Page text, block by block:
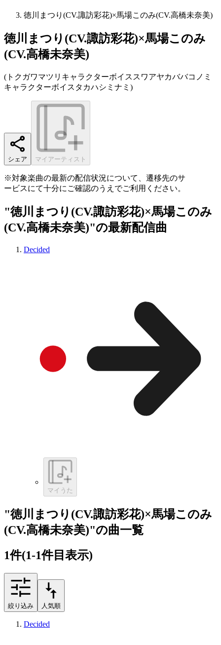
徳川まつり(CV.諏訪彩花)×馬場このみ(CV.高橋未奈美)
徳川まつり(CV.諏訪彩花)×馬場このみ
(CV.高橋未奈美)
( トクガワマツリキャラクターボイススワアヤカババコノミ
キャラクターボイスタカハシミナミ )
シェア マイアーティスト
※対象楽曲の最新の配信状況について、遷移先のサ
ービスにて十分にご確認のうえでご利用ください。
"徳川まつり(CV.諏訪彩花)×馬場このみ
(CV.高橋未奈美)"の最新配信曲
Decided
マイうた
"徳川まつり(CV.諏訪彩花)×馬場このみ
(CV.高橋未奈美)"の曲一覧
1件(1-1件目表示)
絞り込み 人気順
Decided